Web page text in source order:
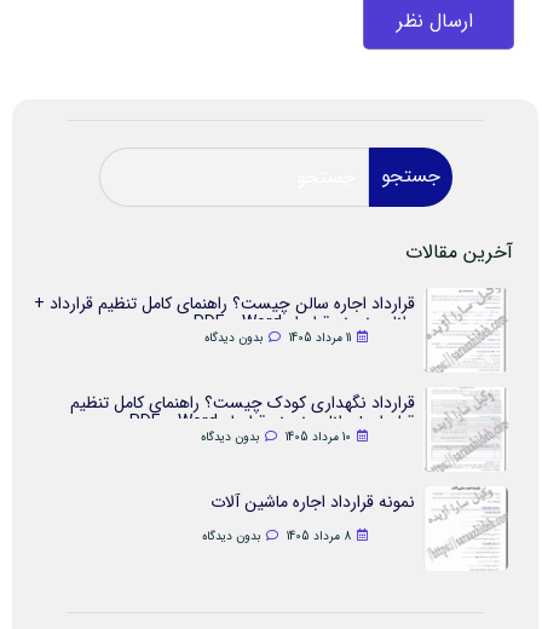
جستجو
آخرین مقالات
قرارداد اجاره سالن چیست؟ راهنمای کامل تنظیم قرارداد +
دانلود نمونه قرارداد Word و PDF
11 مرداد 1405 بدون دیدگاه
قرارداد نگهداری کودک چیست؟ راهنمای کامل تنظیم
قرارداد + دانلود نمونه قرارداد Word و PDF
10 مرداد 1405 بدون دیدگاه
نمونه قرارداد اجاره ماشین آلات
8 مرداد 1405 بدون دیدگاه